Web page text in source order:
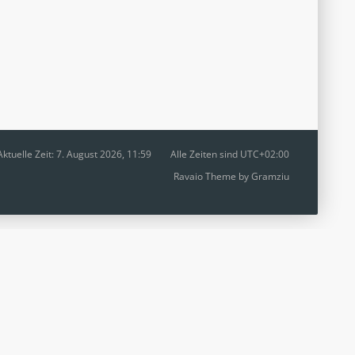
Alle Zeiten sind UTC+02:00
Zeit: 7. August 2026, 11:59
Ravaio Theme byGramziu